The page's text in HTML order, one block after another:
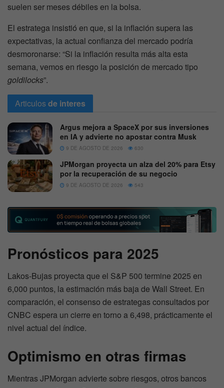
suelen ser meses débiles en la bolsa.
El estratega insistió en que, si la inflación supera las
expectativas, la actual confianza del mercado podría
desmoronarse: “Si la inflación resulta más alta esta
semana, vemos en riesgo la posición de mercado tipo
goldilocks”.
Articulosde interes
Argus mejora a SpaceX por sus inversiones
en IA y advierte no apostar contra Musk
9 DE AGOSTO DE 2026 630
JPMorgan proyecta un alza del 20% para Etsy
por la recuperación de su negocio
9 DE AGOSTO DE 2026 543
Pronósticos para 2025
Lakos-Bujas proyecta que el S&P 500 termine 2025 en
6,000 puntos, la estimación más baja de Wall Street. En
comparación, el consenso de estrategas consultados por
CNBC espera un cierre en torno a 6,498, prácticamente el
nivel actual del índice.
Optimismo en otras firmas
Mientras JPMorgan advierte sobre riesgos, otros bancos